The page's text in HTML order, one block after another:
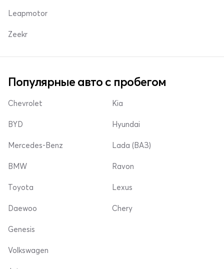
Leapmotor
Zeekr
Популярные авто с пробегом
Chevrolet
BYD
Mercedes-Benz
Kia
Hyundai
Lada (ВАЗ)
BMW
Toyota
Daewoo
Ravon
Lexus
Chery
Genesis
Volkswagen